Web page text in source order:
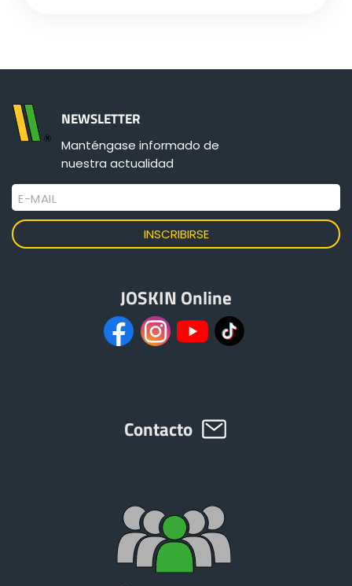
Български
Slovenija
Lietuvių kalba
Srpski
ελληνικά
한국의
NEWSLETTER
Manténgase informado de
nuestra actualidad
E-MAIL
JOSKIN Online
Contacto